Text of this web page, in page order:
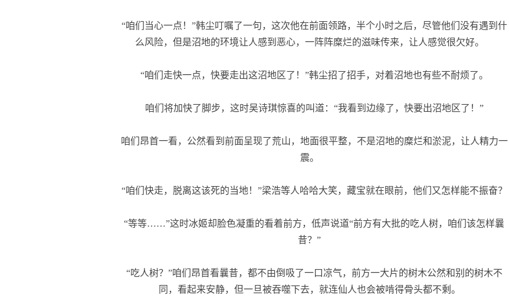
“咱们当心一点！”韩尘叮嘱了一句，这次他在前面领路，半个小时之后，尽管他们没有遇到什
么风险，但是沼地的环境让人感到恶心，一阵阵糜烂的滋味传来，让人感觉很欠好。
“咱们走快一点，快要走出这沼地区了！”韩尘招了招手，对着沼地也有些不耐烦了。
咱们将加快了脚步，这时吴诗琪惊喜的叫道：“我看到边缘了，快要出沼地区了！”
咱们昂首一看，公然看到前面呈现了荒山，地面很平整，不是沼地的糜烂和淤泥，让人精力一
震。
“咱们快走，脱离这该死的当地！”梁浩等人哈哈大笑，藏宝就在眼前，他们又怎样能不振奋？
“等等……”这时冰姬却脸色凝重的看着前方，低声说道“前方有大批的吃人树，咱们该怎样曩
昔？”
“吃人树？”咱们昂首看曩昔，都不由倒吸了一口凉气，前方一大片的树木公然和别的树木不
同，看起来安静，但一旦被吞噬下去，就连仙人也会被啃得骨头都不剩。